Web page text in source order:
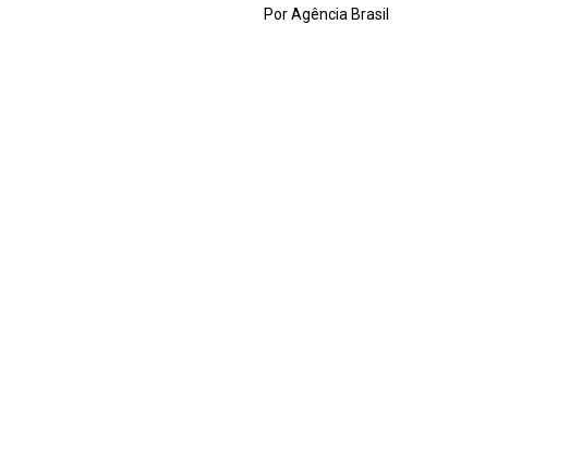
Por Agência Brasil